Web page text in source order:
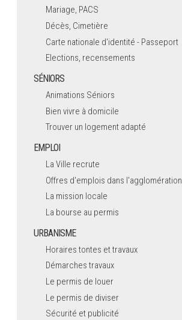
Mariage, PACS
Décès, Cimetière
Carte nationale d'identité - Passeport
Elections, recensements
SÉNIORS
Animations Séniors
Bien vivre à domicile
Trouver un logement adapté
EMPLOI
La Ville recrute
Offres d'emplois dans l'agglomération
La mission locale
La bourse au permis
URBANISME
Horaires tontes et travaux
Démarches travaux
Le permis de louer
Le permis de diviser
Sécurité et publicité